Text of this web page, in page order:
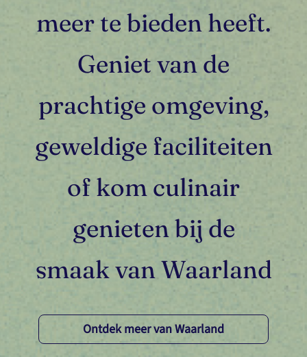
meer te bieden heeft.
Geniet van de
prachtige omgeving,
geweldige faciliteiten
of kom culinair
genieten bij de
smaak van Waarland
Ontdek meer van Waarland